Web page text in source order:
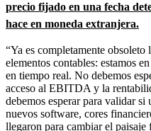
precio fijado en una fecha
hace en moneda extranjera.
“Ya es completamente obsoleto
elementos contables: estamos
en tiempo real. No debemos
acceso al EBITDA y la
debemos esperar para validar si
nuevos software, cores
llegaron para cambiar el